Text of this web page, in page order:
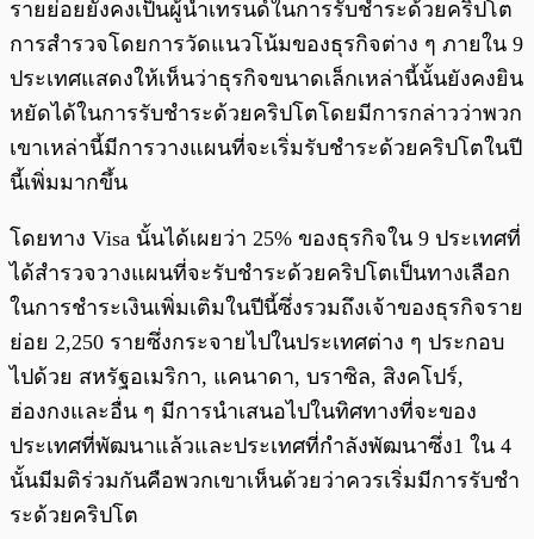
รายย่อยยังคงเป็นผู้นำเทรนด์ในการรับชำระด้วยคริปโต
การสำรวจโดยการวัดแนวโน้มของธุรกิจต่าง ๆ ภายใน 9
ประเทศแสดงให้เห็นว่าธุรกิจขนาดเล็กเหล่านี้นั้นยังคงยิน
หยัดได้ในการรับชำระด้วยคริปโตโดยมีการกล่าวว่าพวก
เขาเหล่านี้มีการวางแผนที่จะเริ่มรับชำระด้วยคริปโตในปี
นี้เพิ่มมากขึ้น
โดยทาง Visa นั้นได้เผยว่า 25% ของธุรกิจใน 9 ประเทศที่
ได้สำรวจวางแผนที่จะรับชำระด้วยคริปโตเป็นทางเลือก
ในการชำระเงินเพิ่มเติมในปีนี้ซึ่งรวมถึงเจ้าของธุรกิจราย
ย่อย 2,250 รายซึ่งกระจายไปในประเทศต่าง ๆ ประกอบ
ไปด้วย สหรัฐอเมริกา, แคนาดา, บราซิล, สิงคโปร์,
ฮ่องกงและอื่น ๆ มีการนำเสนอไปในทิศทางที่จะของ
ประเทศที่พัฒนาแล้วและประเทศที่กำลังพัฒนาซึ่ง1 ใน 4
นั้นมีมติร่วมกันคือพวกเขาเห็นด้วยว่าควรเริ่มมีการรับชำ
ระด้วยคริปโต